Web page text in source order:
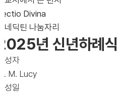
Divina
네딕틴 나눔자리
년 신년하례식
성자
M. Lucy
성일